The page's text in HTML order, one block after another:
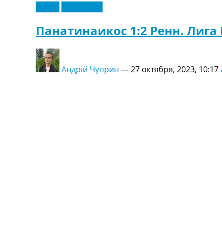
Панатинаикос 1:2 Ренн.
Андрій Чуприн —27 октября, 2023, 10:17